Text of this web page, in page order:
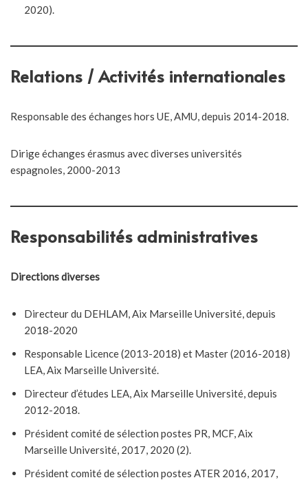
2020).
Relations / Activités internationales
Responsable des échanges hors UE, AMU, depuis 2014-2018.
Dirige échanges érasmus avec diverses universités
espagnoles, 2000-2013
Responsabilités administratives
Directions diverses
Directeur du DEHLAM, Aix Marseille Université, depuis
2018-2020
Responsable Licence (2013-2018) et Master (2016-2018)
LEA, Aix Marseille Université.
Directeur d’études LEA, Aix Marseille Université, depuis
2012-2018.
Président comité de sélection postes PR, MCF, Aix
Marseille Université, 2017, 2020 (2).
Président comité de sélection postes ATER 2016, 2017,